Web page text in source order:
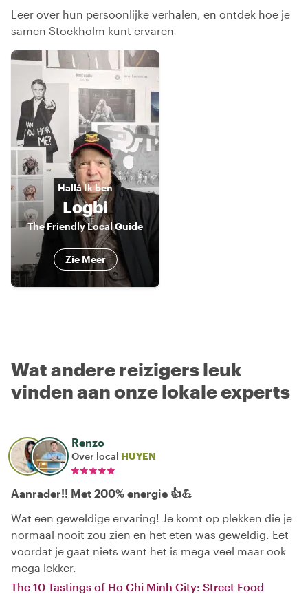
Leer over hun persoonlijke verhalen, en ontdek hoe je
samen Stockholm kunt ervaren
HallåIk ben
Logbi
The Friendly Local Guide
Zie Meer
Wat andere reizigers leuk
vinden aan onze lokale experts
Renzo
Over local HUYEN
Aanrader!! Met 200% energie 👍💪
Wat een geweldige ervaring! Je komt op plekken die je
normaal nooit zou zien en het eten was geweldig. Eet
voordat je gaat niets want het is mega veel maar ook
mega lekker.
The 10 Tastings of Ho Chi Minh City: Street Food